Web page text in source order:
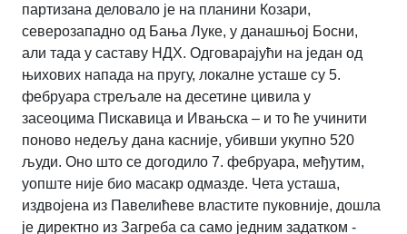
партизана деловало је на планини Козари,
северозападно од Бања Луке, у данашњој Босни,
али тада у саставу НДХ. Одговарајући на један од
њихових напада на пругу, локалне усташе су 5.
фебруара стрељале на десетине цивила у
засеоцима Пискавица и Ивањска – и то ће учинити
поново недељу дана касније, убивши укупно 520
људи. Оно што се догодило 7. фебруара, међутим,
уопште није био масакр одмазде. Чета усташа,
издвојена из Павелићеве властите пуковније, дошла
је директно из Загреба са само једним задатком -